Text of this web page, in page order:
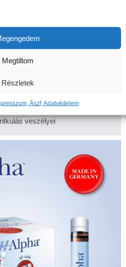
Megtiltom
Részletek
Ászf, Adatvédelem
veszélyei